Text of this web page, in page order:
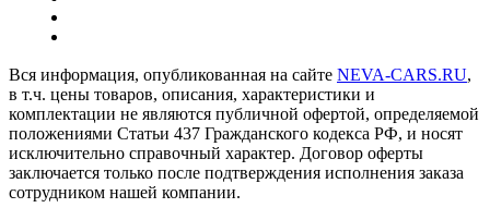
Вся информация, опубликованная на сайте NEVA-CARS.RU,
в т.ч. цены товаров, описания, характеристики и
комплектации не являются публичной офертой, определяемой
положениями Статьи 437 Гражданского кодекса РФ, и носят
исключительно справочный характер. Договор оферты
заключается только после подтверждения исполнения заказа
сотрудником нашей компании.